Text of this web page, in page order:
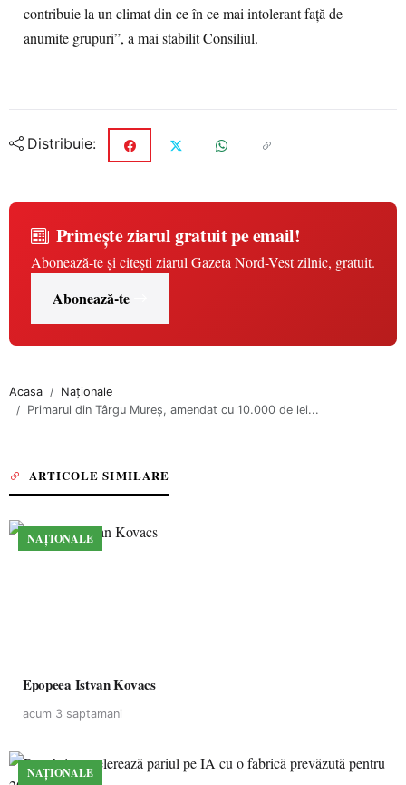
contribuie la un climat din ce în ce mai intolerant față de
anumite grupuri”, a mai stabilit Consiliul.
Distribuie:
Primește ziarul gratuit pe email!
Abonează-te și citești ziarul Gazeta Nord-Vest zilnic, gratuit.
Abonează-te
Acasa
Naționale
Primarul din Târgu Mureş, amendat cu 10.000 de lei...
ARTICOLE SIMILARE
NAȚIONALE
Epopeea Istvan Kovacs
acum 3 saptamani
NAȚIONALE